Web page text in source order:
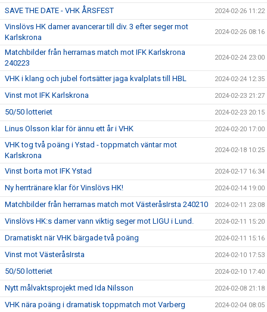
SAVE THE DATE - VHK ÅRSFEST 2024-02-26 11:22
Vinslövs HK damer avancerar till div. 3 efter seger mot
Karlskrona
2024-02-26 08:16
Matchbilder från herrarnas match mot IFK Karlskrona
240223
2024-02-24 23:00
VHK i klang och jubel fortsätter jaga kvalplats till HBL 2024-02-24 12:35
Vinst mot IFK Karlskrona 2024-02-23 21:27
50/50 lotteriet 2024-02-23 20:15
Linus Olsson klar för ännu ett år i VHK 2024-02-20 17:00
VHK tog två poäng i Ystad - toppmatch väntar mot
Karlskrona
2024-02-18 10:25
Vinst borta mot IFK Ystad 2024-02-17 16:34
Ny herrtränare klar för Vinslövs HK! 2024-02-14 19:00
Matchbilder från herrarnas match mot VästeråsIrsta 240210 2024-02-11 23:08
Vinslövs HK:s damer vann viktig seger mot LIGU i Lund. 2024-02-11 15:20
Dramatiskt när VHK bärgade två poäng 2024-02-11 15:16
Vinst mot VästeråsIrsta 2024-02-10 17:53
50/50 lotteriet 2024-02-10 17:40
Nytt målvaktsprojekt med Ida Nilsson 2024-02-08 21:18
VHK nära poäng i dramatisk toppmatch mot Varberg 2024-02-04 08:05